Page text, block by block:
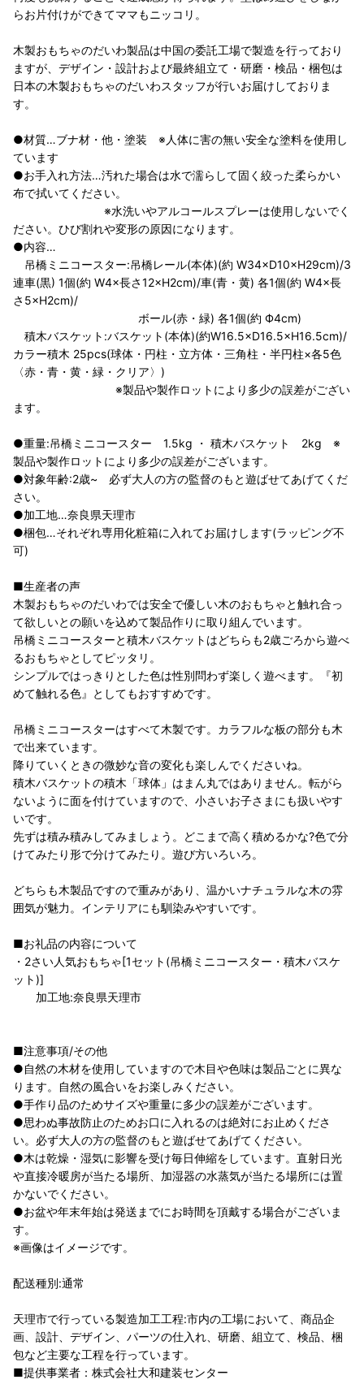
らお片付けができてママもニッコリ。
木製おもちゃのだいわ製品は中国の委託工場で製造を行っており
ますが、デザイン・設計および最終組立て・研磨・検品・梱包は
日本の木製おもちゃのだいわスタッフが行いお届けしておりま
す。
●材質…ブナ材・他・塗装 ※人体に害の無い安全な塗料を使用し
ています
●お手入れ方法…汚れた場合は水で濡らして固く絞った柔らかい
布で拭いてください。
※水洗いやアルコールスプレーは使用しないでく
ださい。ひび割れや変形の原因になります。
●内容…
吊橋ミニコースター:吊橋レール(本体)(約 W34×D10×H29cm)/3
連車(黒) 1個(約 W4×長さ12×H2cm)/車(青・黄) 各1個(約 W4×長
さ5×H2cm)/
ボール(赤・緑) 各1個(約 Ф4cm)
積木バスケット:バスケット(本体)(約W16.5×D16.5×H16.5cm)/
カラー積木 25pcs(球体・円柱・立方体・三角柱・半円柱×各5色
〈赤・青・黄・緑・クリア〉)
※製品や製作ロットにより多少の誤差がござい
ます。
●重量:吊橋ミニコースター 1.5kg ・ 積木バスケット 2kg ※
製品や製作ロットにより多少の誤差がございます。
●対象年齢:2歳~ 必ず大人の方の監督のもと遊ばせてあげてくだ
さい。
●加工地…奈良県天理市
●梱包…それぞれ専用化粧箱に入れてお届けします(ラッピング不
可)
■生産者の声
木製おもちゃのだいわでは安全で優しい木のおもちゃと触れ合っ
て欲しいとの願いを込めて製品作りに取り組んでいます。
吊橋ミニコースターと積木バスケットはどちらも2歳ごろから遊べ
るおもちゃとしてピッタリ。
シンプルではっきりとした色は性別問わず楽しく遊べます。『初
めて触れる色』としてもおすすめです。
吊橋ミニコースターはすべて木製です。カラフルな板の部分も木
で出来ています。
降りていくときの微妙な音の変化も楽しんでくださいね。
積木バスケットの積木「球体」はまん丸ではありません。転がら
ないように面を付けていますので、小さいお子さまにも扱いやす
いです。
先ずは積み積みしてみましょう。どこまで高く積めるかな?色で分
けてみたり形で分けてみたり。遊び方いろいろ。
どちらも木製品ですので重みがあり、温かいナチュラルな木の雰
囲気が魅力。インテリアにも馴染みやすいです。
■お礼品の内容について
・2さい人気おもちゃ[1セット(吊橋ミニコースター・積木バスケ
ット)]
加工地:奈良県天理市
■注意事項/その他
●自然の木材を使用していますので木目や色味は製品ごとに異な
ります。自然の風合いをお楽しみください。
●手作り品のためサイズや重量に多少の誤差がございます。
●思わぬ事故防止のためお口に入れるのは絶対にお止めくださ
い。必ず大人の方の監督のもと遊ばせてあげてください。
●木は乾燥・湿気に影響を受け毎日伸縮をしています。直射日光
や直接冷暖房が当たる場所、加湿器の水蒸気が当たる場所には置
かないでください。
●お盆や年末年始は発送までにお時間を頂戴する場合がございま
す。
※画像はイメージです。
配送種別:通常
天理市で行っている製造加工工程:市内の工場において、商品企
画、設計、デザイン、パーツの仕入れ、研磨、組立て、検品、梱
包など主要な工程を行っています。
■提供事業者：株式会社大和建装センター